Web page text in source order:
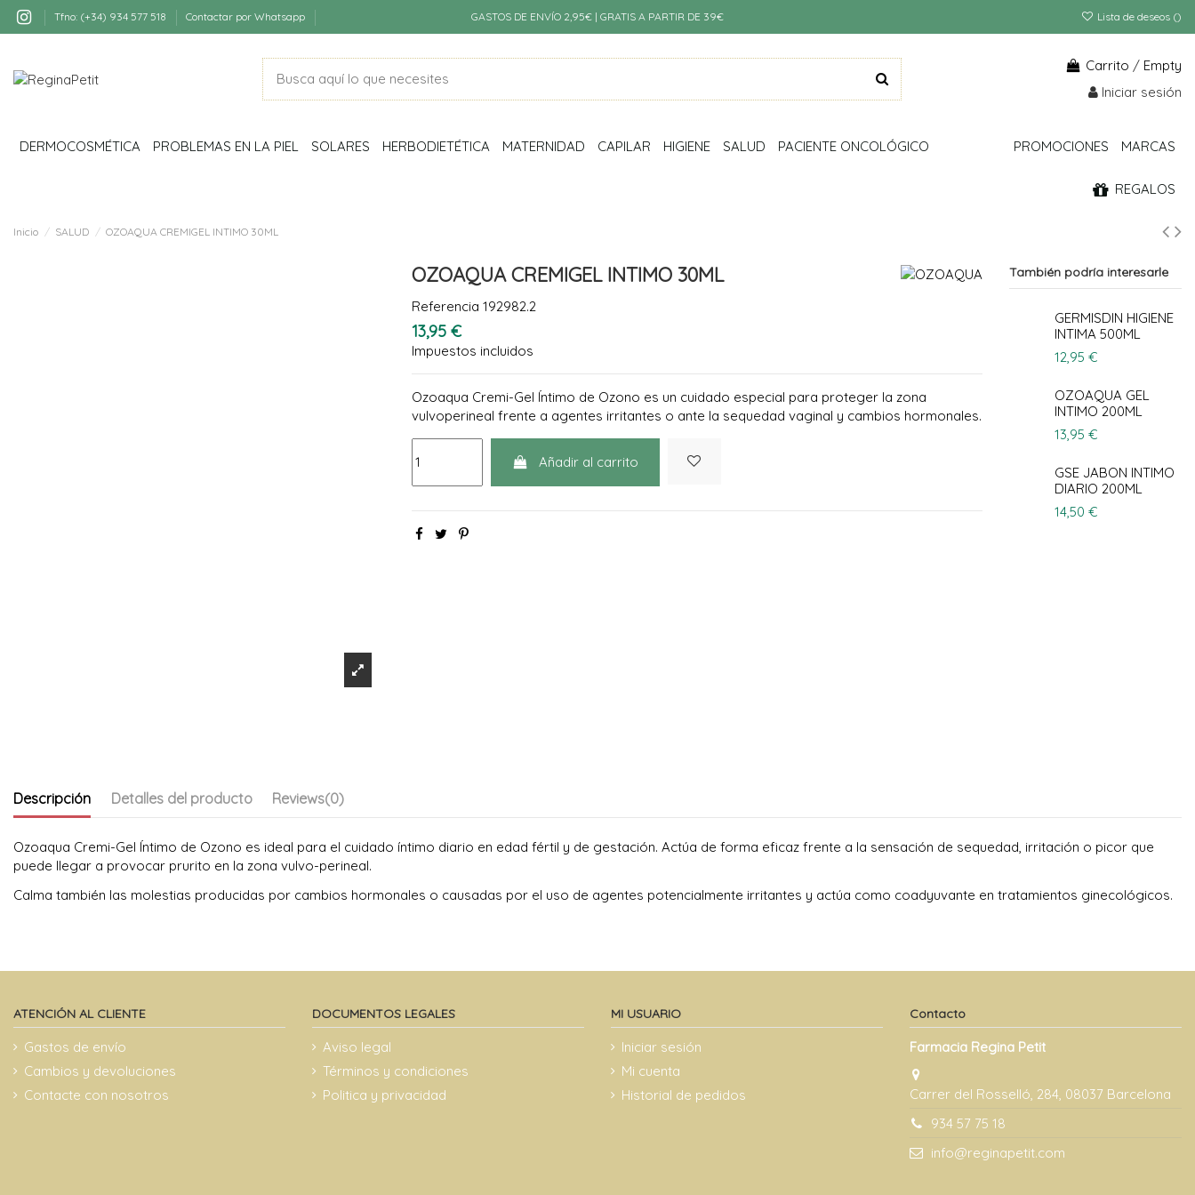
Tfno: (+34) 934 577 518 Contactar por Whatsapp GASTOS DE ENVÍO 2,95€ | GRATIS A PARTIR DE 39€ Lista de deseos ()
Carrito / Empty
Iniciar sesión
DERMOCOSMÉTICA PROBLEMAS EN LA PIEL SOLARES HERBODIETÉTICA MATERNIDAD CAPILAR HIGIENE SALUD PACIENTE ONCOLÓGICO MARCAS
PROMOCIONES
REGALOS
Inicio SALUD OZOAQUA CREMIGEL INTIMO 30ML
OZOAQUA CREMIGEL INTIMO 30ML
Referencia 192982.2
13,95 €
Impuestos incluidos
Ozoaqua Cremi-Gel Íntimo de Ozono es un cuidado especial para proteger la zona
vulvoperineal frente a agentes irritantes o ante la sequedad vaginal y cambios hormonales.
Añadir al carrito
También podría interesarle
GERMISDIN HIGIENE
INTIMA 500ML
12,95 €
OZOAQUA GEL
INTIMO 200ML
13,95 €
GSE JABON INTIMO
DIARIO 200ML
14,50 €
Descripción Detalles del producto Reviews(0)
Ozoaqua Cremi-Gel Íntimo de Ozono es ideal para el cuidado íntimo diario en edad fértil y de gestación. Actúa de forma eficaz frente a la sensación de sequedad, irritación o picor que
puede llegar a provocar prurito en la zona vulvo-perineal.
Calma también las molestias producidas por cambios hormonales o causadas por el uso de agentes potencialmente irritantes y actúa como coadyuvante en tratamientos ginecológicos.
ATENCIÓN AL CLIENTE
Gastos de envío
Cambios y devoluciones
Contacte con nosotros
DOCUMENTOS LEGALES
Aviso legal
Términos y condiciones
Politica y privacidad
MI USUARIO
Iniciar sesión
Mi cuenta
Historial de pedidos
Contacto
Farmacia Regina Petit
Carrer del Rosselló, 284, 08037 Barcelona
934 57 75 18
info@reginapetit.com